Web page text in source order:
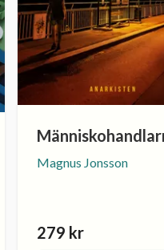
Magnus Jonsson
279 kr